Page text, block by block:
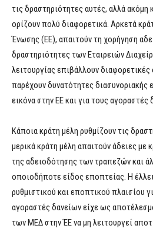
τις δραστηριότητες αυτές, αλλά ακόμη
ορίζουν πολύ διαφορετικά. Αρκετά
Ένωσης (ΕΕ), απαιτούν τη χορήγηση
δραστηριότητες των Εταιρειών
λειτουργίας επιβάλλουν διαφορετικές
παρέχουν δυνατότητες διασυνοριακής
εικόνα στην ΕΕ και για τους αγοραστές
Κάποια κράτη μέλη ρυθμίζουν τις
μερικά κράτη μέλη απαιτούν άδειες με
της αδειοδότησης των τραπεζών και
οποιοδήποτε είδος εποπτείας. Η
ρυθμιστικού και εποπτικού πλαισίου
αγοραστές δανείων είχε ως
των ΜΕΔ στην ΈΕ να μη λειτουργεί